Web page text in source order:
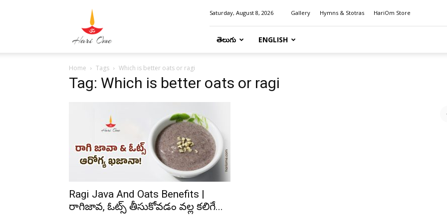
Saturday, August 8, 2026 Gallery Hymns & Stotras HariOm Store
తెలుగు ENGLISH
Home Tags Which is better oats or ragi
Tag: Which is better oats or ragi
Ragi Java And Oats Benefits |
రాగిజావ, ఓట్స్ తీసుకోవడం వల్ల కలిగే...